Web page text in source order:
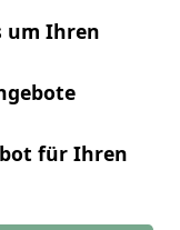
um Ihren
für Ihren